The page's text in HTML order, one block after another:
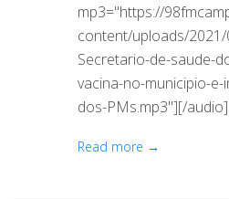
mp3="https://
content/uploads/
Secretario-de-saude-
vacina-no-municipio-
dos-PMs.mp3"][/audio]
Read more →